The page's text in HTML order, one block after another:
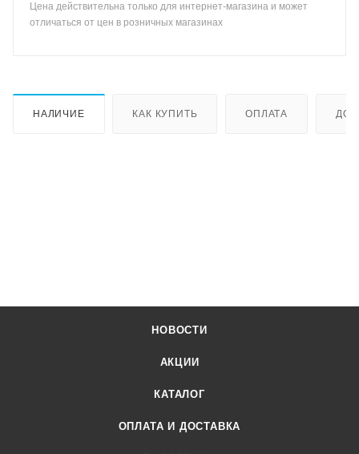
Цена действительна только для интернет-магазина и может
отличаться от цен в розничных магазинах
НАЛИЧИЕ КАК КУПИТЬ ОПЛАТА
НОВОСТИ
АКЦИИ
КАТАЛОГ
ОПЛАТА И ДОСТАВКА